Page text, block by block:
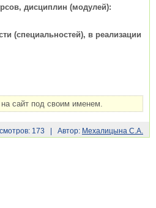
дисциплин (модулей):
(специальностей), в реализации
сайт под своим именем.
173 | Автор: Мехалицына С.А.